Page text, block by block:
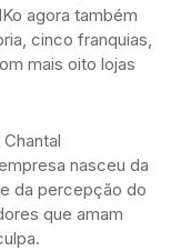
agora também
cinco franquias,
mais oito lojas
nasceu da
da percepção do
que amam